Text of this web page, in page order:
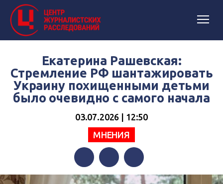
Екатерина Рашевская:
Стремление РФ шантажировать
Украину похищенными детьми
было очевидно с самого начала
03.07.2026 | 12:50
МНЕНИЯ
FacebookTwitterTelegram